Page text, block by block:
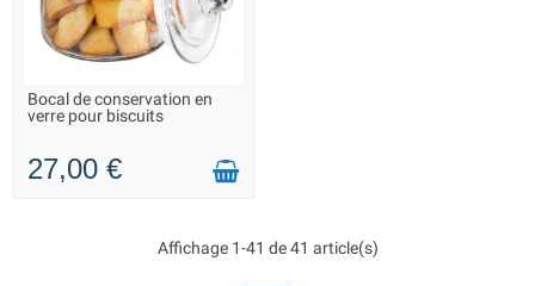
LIVRAISON 2 À 3 JOURS
Bocal de conservation en
verre pour biscuits
27,00 €
Affichage 1-41 de 41 article(s)